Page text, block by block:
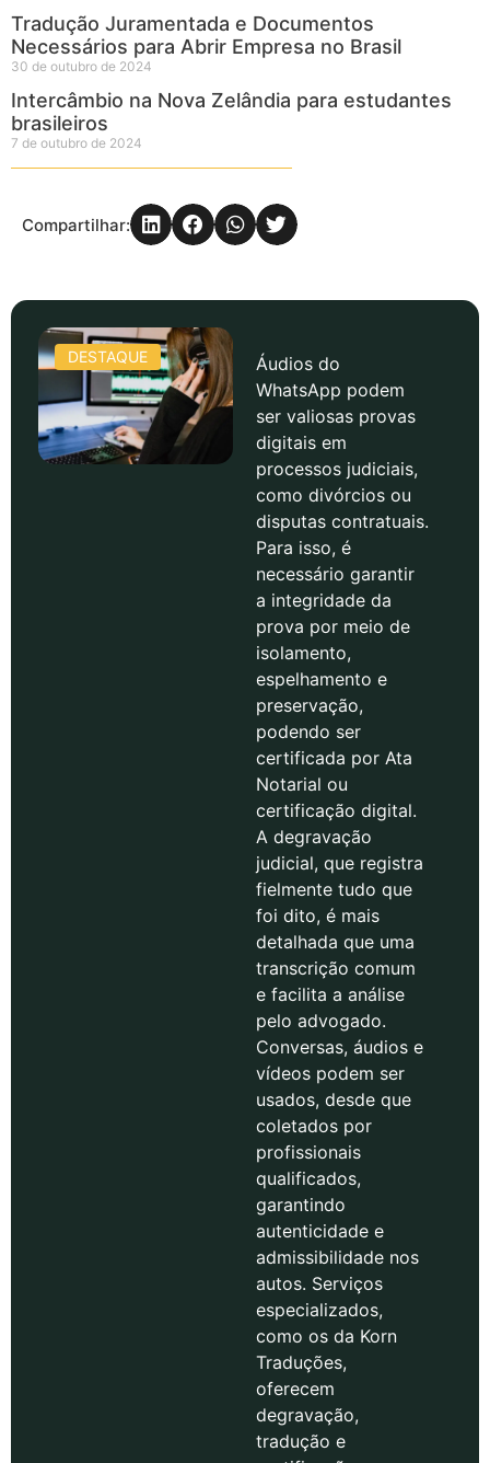
Tradução Juramentada e Documentos
Necessários para Abrir Empresa no Brasil
30 de outubro de 2024
Intercâmbio na Nova Zelândia para estudantes
brasileiros
7 de outubro de 2024
Compartilhar:
DESTAQUE
Áudios do
WhatsApp podem
ser valiosas provas
digitais em
processos judiciais,
como divórcios ou
disputas contratuais.
Para isso, é
necessário garantir
a integridade da
prova por meio de
isolamento,
espelhamento e
preservação,
podendo ser
certificada por Ata
Notarial ou
certificação digital.
A degravação
judicial, que registra
fielmente tudo que
foi dito, é mais
detalhada que uma
transcrição comum
e facilita a análise
pelo advogado.
Conversas, áudios e
vídeos podem ser
usados, desde que
coletados por
profissionais
qualificados,
garantindo
autenticidade e
admissibilidade nos
autos. Serviços
especializados,
como os da Korn
Traduções,
oferecem
degravação,
tradução e